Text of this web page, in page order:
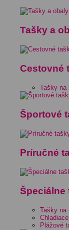
Tašky a
Cestovné
Tašky na
Športové
Príručné
Špeciálne
Tašky na
Plážové